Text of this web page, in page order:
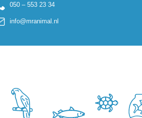
050 – 553 23 34
info@mranimal.nl